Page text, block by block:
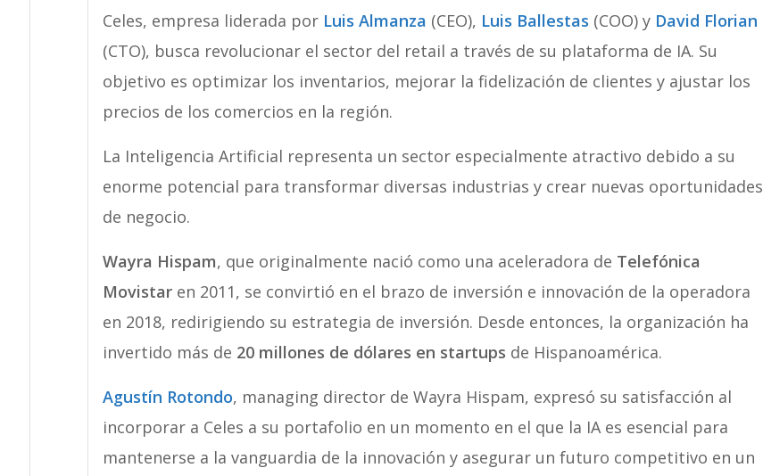
Celes, empresa liderada por Luis Almanza (CEO), Luis Ballestas (COO) y David Florian
(CTO), busca revolucionar el sector del retail a través de su plataforma de IA. Su
objetivo es optimizar los inventarios, mejorar la fidelización de clientes y ajustar los
precios de los comercios en la región.
La Inteligencia Artificial representa un sector especialmente atractivo debido a su
enorme potencial para transformar diversas industrias y crear nuevas oportunidades
de negocio.
Wayra Hispam, que originalmente nació como una aceleradora de Telefónica
Movistaren 2011, se convirtió en el brazo de inversión e innovación de la operadora
en 2018, redirigiendo su estrategia de inversión. Desde entonces, la organización ha
invertido más de 20 millones de dólares en startups de Hispanoamérica.
Agustín Rotondo, managing director de Wayra Hispam, expresó su satisfacción al
incorporar a Celes a su portafolio en un momento en el que la IA es esencial para
mantenerse a la vanguardia de la innovación y asegurar un futuro competitivo en un